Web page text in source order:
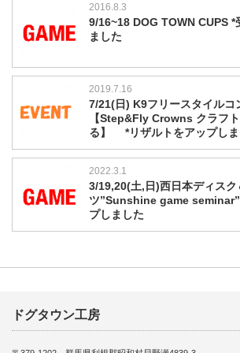
2016.8.3
9/16~18 DOG TOWN CUPS *
ました
2019.7.16
7/21(日) K9フリースタイルコ
【Step&Fly Crowns クラフ
る】 *リザルトをアップしま
2022.3.1
3/19,20(土,日)西日本ディスク
ツ”Sunshine game
プしました
ドグタウン工房